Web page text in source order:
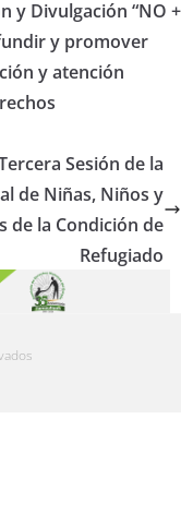
y Divulgación “NO +
y promover
y atención
Sesión de la
de Niñas, Niños y
de la Condición de
Refugiado